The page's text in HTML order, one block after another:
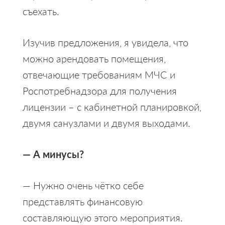
съехать.
Изучив предложения, я увидела, что
можно арендовать помещения,
отвечающие требованиям МЧС и
Роспотребнадзора для получения
лицензии – с кабинетной планировкой,
двумя санузлами и двумя выходами.
— А минусы?
— Нужно очень чётко себе
представлять финансовую
составляющую этого мероприятия.